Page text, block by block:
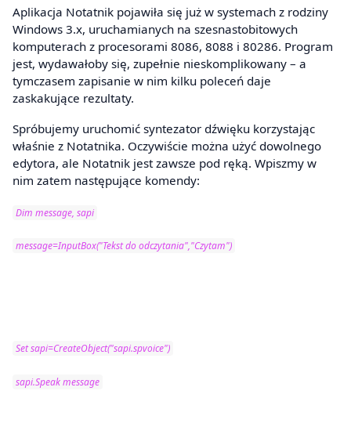
Aplikacja Notatnik pojawiła się już w systemach z rodziny
Windows 3.x, uruchamianych na szesnastobitowych
komputerach z procesorami 8086, 8088 i 80286. Program
jest, wydawałoby się, zupełnie nieskomplikowany – a
tymczasem zapisanie w nim kilku poleceń daje
zaskakujące rezultaty.
Spróbujemy uruchomić syntezator dźwięku korzystając
właśnie z Notatnika. Oczywiście można użyć dowolnego
edytora, ale Notatnik jest zawsze pod ręką. Wpiszmy w
nim zatem następujące komendy:
Dim message, sapi
message=InputBox("Tekst do odczytania","Czytam")
Set sapi=CreateObject("sapi.spvoice")
sapi.Speak message